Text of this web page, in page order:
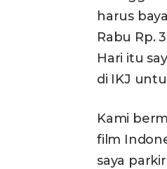
harus
Rabu Rp.
Hari itu
di IKJ
Kami
film
saya